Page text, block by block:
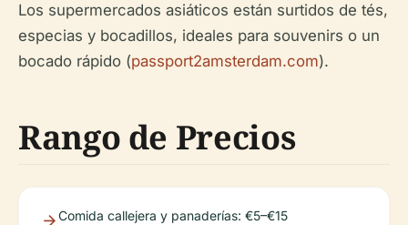
Los supermercados asiáticos están surtidos de tés,
especias y bocadillos, ideales para souvenirs o un
bocado rápido (passport2amsterdam.com).
Rango de Precios
Comida callejera y panaderías: €5–€15